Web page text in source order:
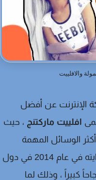
والافلييت
عن أفضل
افلييت ماركتنج، حيث
الوسائل المهمة
للشركات و المواقع والتي كانت بدايته في عام 2014 في دول
، وذلك لما